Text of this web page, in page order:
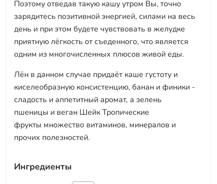
Поэтому отведав такую кашу утром Вы, точно
зарядитесь позитивной энергией, силами на весь
день и при этом будете чувствовать в желудке
приятную лёгкость от съеденного, что является
одним из многочисленных плюсов живой еды.
Лён в данном случае придаёт каше густоту и
киселеобразную консистенцию, банан и финики -
сладость и аппетитный аромат, а зелень
пшеницы и веган Шейк Тропические
фрукты множество витаминов, минералов и
прочих полезностей.
Ингредиенты